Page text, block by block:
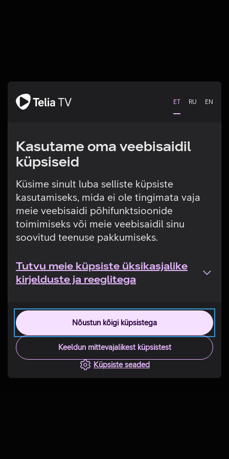
ET RU EN
Kasutame oma veebisaidil
küpsiseid
Küsime sinult luba selliste küpsiste
kasutamiseks, mida ei ole tingimata vaja
meie veebisaidi põhifunktsioonide
toimimiseks või meie veebisaidil sinu
soovitud teenuse pakkumiseks.
Tutvu meie küpsiste üksikasjalike
kirjelduste ja reeglitega
Nõustun kõigi küpsistega
Keeldun mittevajalikest küpsistest
Küpsiste seaded
Tehniline viga